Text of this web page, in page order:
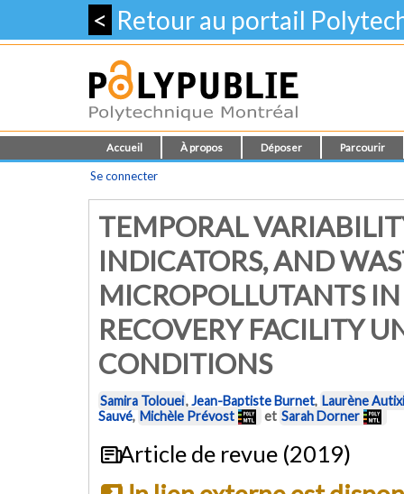
< Retour au portail
Accueil À propos Déposer Parcourir
Se connecter
TEMPORAL
INDICATORS, AND
MICROPOLLUTANTS
RECOVERY FACILITY
CONDITIONS
Samira Tolouei,Jean-Baptiste Burnet, Laurène
Sauvé, Michèle Prévost et Sarah Dorner
Article de revue (2019)